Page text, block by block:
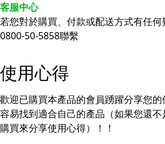
客服中心
若您對於購買、付款或配送方式有任
0800-50-5858聯繫
使用心得
歡迎已購買本產品的會員踴躍分享您
容易找到適合自己的產品（如果您還
購買來分享使用心得）！！